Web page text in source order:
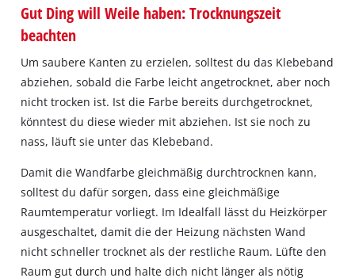
Gut Ding will Weile haben: Trocknungszeit
beachten
Um saubere Kanten zu erzielen, solltest du das Klebeband
abziehen, sobald die Farbe leicht angetrocknet, aber noch
nicht trocken ist. Ist die Farbe bereits durchgetrocknet,
könntest du diese wieder mit abziehen. Ist sie noch zu
nass, läuft sie unter das Klebeband.
Damit die Wandfarbe gleichmäßig durchtrocknen kann,
solltest du dafür sorgen, dass eine gleichmäßige
Raumtemperatur vorliegt. Im Idealfall lässt du Heizkörper
ausgeschaltet, damit die der Heizung nächsten Wand
nicht schneller trocknet als der restliche Raum. Lüfte den
Raum gut durch und halte dich nicht länger als nötig